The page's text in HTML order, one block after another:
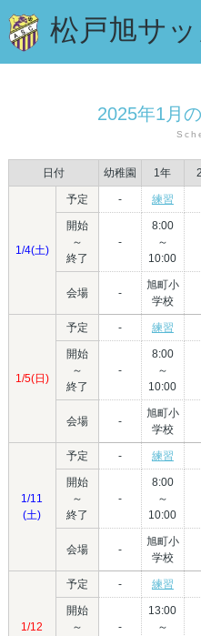
松戸旭サ
2025年1月
日付 幼稚園 1年
1/4(土)
予定 - 練習
開始
～
終了
-
8:00
～
10:00
会場 -
旭町小
学校
1/5(日)
予定 - 練習
開始
～
終了
-
8:00
～
10:00
会場 -
旭町小
学校
1/11
(土)
予定 - 練習
開始
～
終了
-
8:00
～
10:00
会場 -
旭町小
学校
1/12
予定 - 練習
開始
～
-
13:00
～